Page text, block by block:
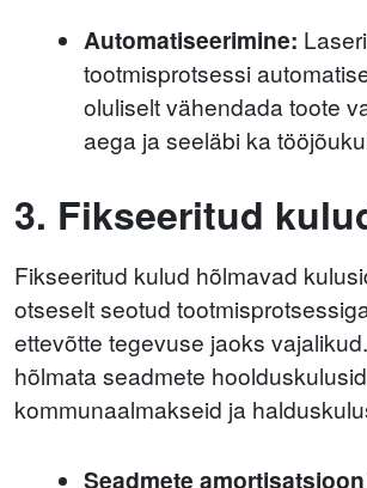
Automatiseerimine:
tootmisprotsessi
oluliselt vähendada toote
aega ja seeläbi ka
3. Fikseeritud
Fikseeritud kulud hõlmavad
otseselt seotud
ettevõtte tegevuse jaoks
hõlmata seadmete
kommunaalmakseid ja
Seadmete